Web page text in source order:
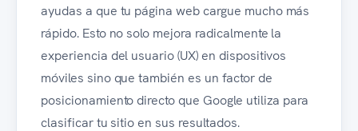
ayudas a que tu página web cargue mucho más
rápido. Esto no solo mejora radicalmente la
experiencia del usuario (UX) en dispositivos
móviles sino que también es un factor de
posicionamiento directo que Google utiliza para
clasificar tu sitio en sus resultados.